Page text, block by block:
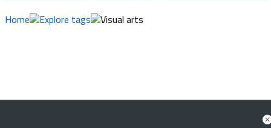
Events
Home Explore tags Visual arts